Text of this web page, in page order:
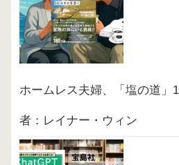
ホームレス夫婦、「塩の道」
者：レイナー・ウィン